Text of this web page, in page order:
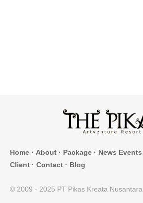
Home · About · Package · News Events
Client · Contact · Blog
© 2009 - 2025 PT Pikas Kreata Nusantara